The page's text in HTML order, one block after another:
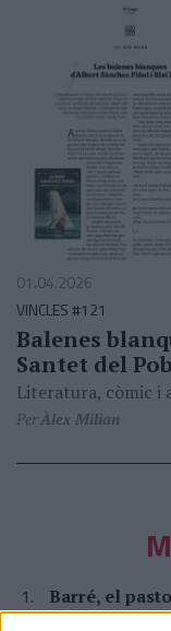
01.04.2026
VINCLES #121
Balenes
Santet del
Literatura, còmic i
PerÀlex Milian
Barré, el
del belsetà